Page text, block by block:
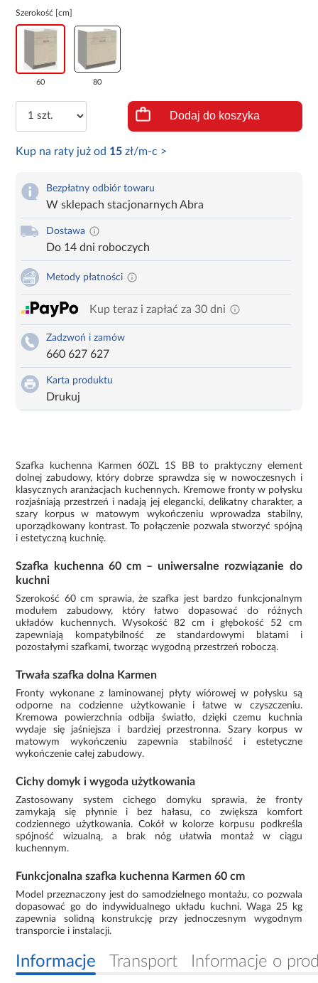
Szerokość [cm]
60 80
Dodaj do koszyka
Kup na raty już od 15 zł/m-c >
Bezpłatny odbiór towaru
W sklepach stacjonarnych Abra
Dostawa
Do 14 dni roboczych
Metody płatności
Kup teraz i zapłać za 30 dni
Zadzwoń i zamów
660 627 627
Karta produktu
Drukuj
Szafka kuchenna Karmen 60ZL 1S BB to praktyczny element
dolnej zabudowy, który dobrze sprawdza się w nowoczesnych i
klasycznych aranżacjach kuchennych. Kremowe fronty w połysku
rozjaśniają przestrzeń i nadają jej elegancki, delikatny charakter, a
szary korpus w matowym wykończeniu wprowadza stabilny,
uporządkowany kontrast. To połączenie pozwala stworzyć spójną
i estetyczną kuchnię.
Szafka kuchenna 60 cm – uniwersalne rozwiązanie do
kuchni
Szerokość 60 cm sprawia, że szafka jest bardzo funkcjonalnym
modułem zabudowy, który łatwo dopasować do różnych
układów kuchennych. Wysokość 82 cm i głębokość 52 cm
zapewniają kompatybilność ze standardowymi blatami i
pozostałymi szafkami, tworząc wygodną przestrzeń roboczą.
Trwała szafka dolna Karmen
Fronty wykonane z laminowanej płyty wiórowej w połysku są
odporne na codzienne użytkowanie i łatwe w czyszczeniu.
Kremowa powierzchnia odbija światło, dzięki czemu kuchnia
wydaje się jaśniejsza i bardziej przestronna. Szary korpus w
matowym wykończeniu zapewnia stabilność i estetyczne
wykończenie całej zabudowy.
Cichy domyk i wygoda użytkowania
Zastosowany system cichego domyku sprawia, że fronty
zamykają się płynnie i bez hałasu, co zwiększa komfort
codziennego użytkowania. Cokół w kolorze korpusu podkreśla
spójność wizualną, a brak nóg ułatwia montaż w ciągu
kuchennym.
Funkcjonalna szafka kuchenna Karmen 60 cm
Model przeznaczony jest do samodzielnego montażu, co pozwala
dopasować go do indywidualnego układu kuchni. Waga 25 kg
zapewnia solidną konstrukcję przy jednoczesnym wygodnym
transporcie i instalacji.
Informacje Transport Informacje o